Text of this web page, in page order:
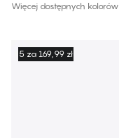
Więcej dostępnych kolorów
5 za 169,99 zł